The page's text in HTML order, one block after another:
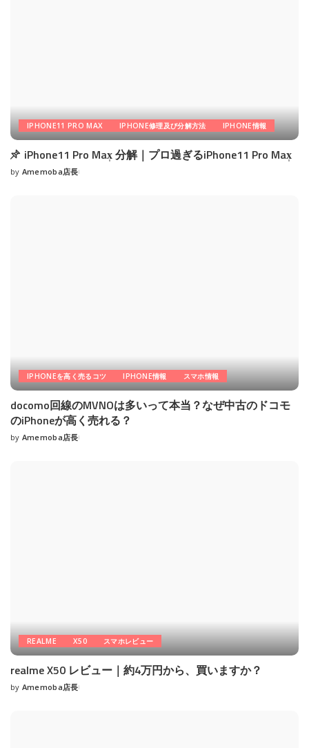
IPHONE11 PRO MAX IPHONE修理及び分解方法 IPHONE情報
iPhone11 Pro Max̩ 分解｜プロ過ぎるiPhone11 Pro Max̩
Posted
by Amemoba店長
IPHONEを高く売るコツ IPHONE情報 スマホ情報
docomo回線のMVNOは多いって本当？なぜ中古のドコモ
のiPhoneが高く売れる？
Posted
by Amemoba店長
REALME X50 スマホレビュー
realme X50 レビュー｜約4万円から、買いますか？
Posted
by Amemoba店長